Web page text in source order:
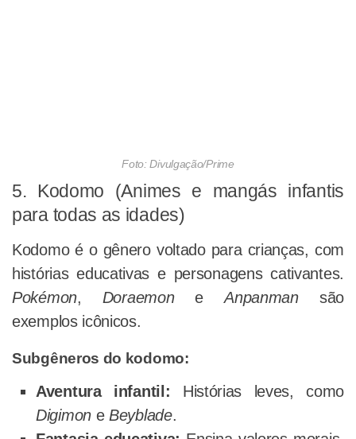
Foto: Divulgação/Prime
5. Kodomo (Animes e mangás infantis
para todas as idades)
Kodomo é o gênero voltado para crianças, com
histórias educativas e personagens cativantes.
Pokémon, DoraemoneAnpanmansão
exemplos icônicos.
Subgêneros do kodomo:
Aventura infantil: Histórias leves, como
Digimone Beyblade.